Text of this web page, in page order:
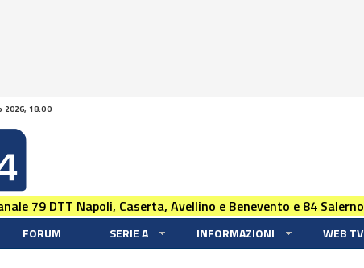
2026, 18:00
79 DTT Napoli, Caserta, Avellino e Benevento e 84 Salerno
FORUM SERIE A INFORMAZIONI WEB TV